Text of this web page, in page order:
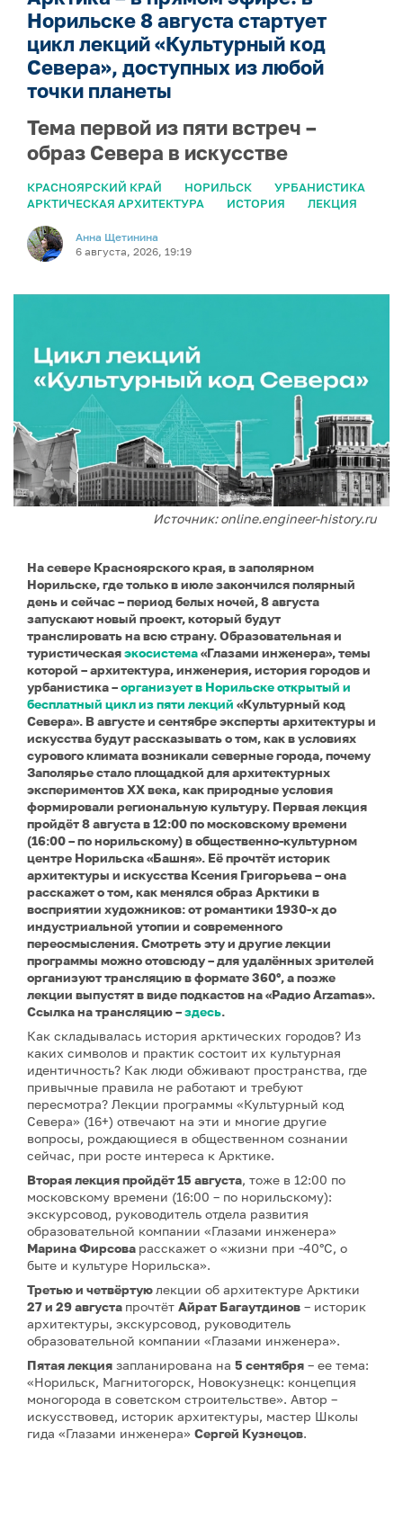
Норильске 8 августа стартует
цикл лекций «Культурный код
Севера», доступных из любой
точки планеты
Тема первой из пяти встреч –
образ Севера в искусстве
КРАСНОЯРСКИЙ КРАЙ НОРИЛЬСК
УРБАНИСТИКА
АРКТИЧЕСКАЯ АРХИТЕКТУРА
ИСТОРИЯ ЛЕКЦИЯ
Анна Щетинина
6 августа, 2026, 19:19
Источник: online.engineer-history.ru
На севере Красноярского края, в заполярном
Норильске, где только в июле закончился полярный
день и сейчас – период белых ночей, 8 августа
запускают новый проект, который будут
транслировать на всю страну. Образовательная и
туристическаяэкосистема«Глазами инженера», темы
которой – архитектура, инженерия, история городов и
урбанистика –организует в Норильске открытый и
бесплатный цикл из пяти лекций «Культурный код
Севера». В августе и сентябре эксперты архитектуры и
искусства будут рассказывать о том, как в условиях
сурового климата возникали северные города, почему
Заполярье стало площадкой для архитектурных
экспериментов XX века, как природные условия
формировали региональную культуру. Первая лекция
пройдёт 8 августа в 12:00 по московскому времени
(16:00 – по норильскому) в общественно-культурном
центре Норильска «Башня». Её прочтёт историк
архитектуры и искусства Ксения Григорьева – она
расскажет о том, как менялся образ Арктики в
восприятии художников: от романтики 1930-х до
индустриальной утопии и современного
переосмысления. Смотреть эту и другие лекции
программы можно отовсюду – для удалённых зрителей
организуют трансляцию в формате 360°, а позже
лекции выпустят в виде подкастов на «Радио Arzamas».
Ссылка на трансляцию –здесь.
Как складывалась история арктических городов? Из
каких символов и практик состоит их культурная
идентичность? Как люди обживают пространства, где
привычные правила не работают и требуют
пересмотра? Лекции программы «Культурный код
Севера» (16+) отвечают на эти и многие другие
вопросы, рождающиеся в общественном сознании
сейчас, при росте интереса к Арктике.
Вторая лекцияпройдёт 15 августа, тоже в 12:00 по
московскому времени (16:00 – по норильскому):
экскурсовод, руководитель отдела развития
образовательной компании «Глазами инженера»
Марина Фирсова расскажет о «жизни при -40°C, о
быте и культуре Норильска».
Третью и четвёртуюлекции об архитектуре Арктики
27 и 29 августа прочтёт Айрат Багаутдинов – историк
архитектуры, экскурсовод, руководитель
образовательной компании «Глазами инженера».
Пятая лекция запланирована на 5 сентября – ее тема:
«Норильск, Магнитогорск, Новокузнецк: концепция
моногорода в советском строительстве». Автор –
искусствовед, историк архитектуры, мастер Школы
гида «Глазами инженера» Сергей Кузнецов.